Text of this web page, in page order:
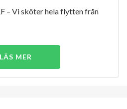
– Vi sköter hela flytten från
LÄS MER